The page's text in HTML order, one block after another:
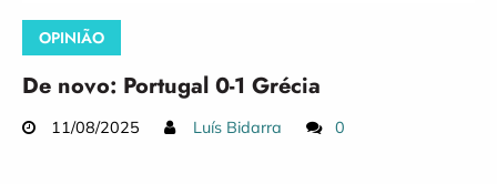
OPINIÃO
De novo: Portugal 0-1 Grécia
11/08/2025 Luís Bidarra 0